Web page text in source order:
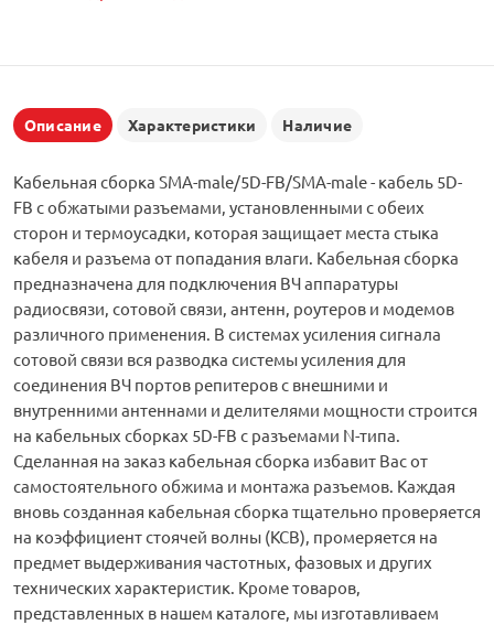
Описание Характеристики Наличие
Кабельная сборка SMA-male/5D-FB/SMA-male - кабель 5D-
FB с обжатыми разъемами, установленными с обеих
сторон и термоусадки, которая защищает места стыка
кабеля и разъема от попадания влаги. Кабельная сборка
предназначена для подключения ВЧ аппаратуры
радиосвязи, сотовой связи, антенн, роутеров и модемов
различного применения. В системах усиления сигнала
сотовой связи вся разводка системы усиления для
соединения ВЧ портов репитеров с внешними и
внутренними антеннами и делителями мощности строится
на кабельных сборках 5D-FB с разъемами N-типа.
Сделанная на заказ кабельная сборка избавит Вас от
самостоятельного обжима и монтажа разъемов. Каждая
вновь созданная кабельная сборка тщательно проверяется
на коэффициент стоячей волны (КСВ), промеряется на
предмет выдерживания частотных, фазовых и других
технических характеристик. Кроме товаров,
представленных в нашем каталоге, мы изготавливаем